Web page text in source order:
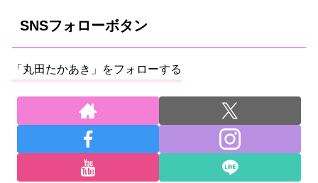
SNSフォローボタン
「丸田たかあき」をフォローする